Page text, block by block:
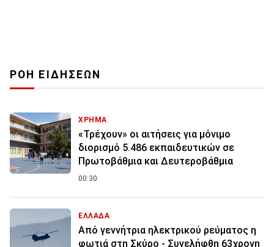
ΡΟΗ ΕΙΔΗΣΕΩΝ
ΧΡΗΜΑ
«Τρέχουν» οι αιτήσεις για μόνιμο
διορισμό 5.486 εκπαιδευτικών σε
Πρωτοβάθμια και Δευτεροβάθμια
00:30
ΕΛΛΑΔΑ
Από γεννήτρια ηλεκτρικού ρεύματος η
φωτιά στη Σκύρο - Συνελήφθη 63χρονη